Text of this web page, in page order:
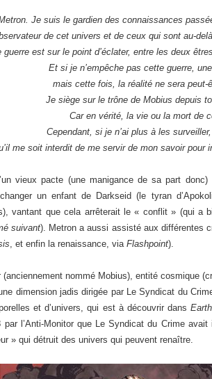
Je suis le gardien des connaissances
de cet univers et de ceux qui sont au-
guerre est sur le point d’éclater, entre les deux
Et si je n’empêche pas cette guerre,
mais cette fois, la réalité ne sera
Je siège sur le trône de Mobius depuis
Car en vérité, la vie ou la mort de
Cependant, si je n’ai plus à les
me soit interdit de me servir de mon savoir pour
vieux pacte (une manigance de sa part
un enfant de Darkseid (le tyran
vantant que cela arrêterait le « conflit » (qui a
suivant). Metron a aussi assisté aux différentes
, et enfin la renaissance, via Flashpoint).
(anciennement nommé Mobius), entité cosmique
dimension jadis dirigée par Le Syndicat du
et d’univers, qui est à découvrir dans
par l’Anti-Monitor que Le Syndicat du Crime
» qui détruit des univers qui peuvent renaître.